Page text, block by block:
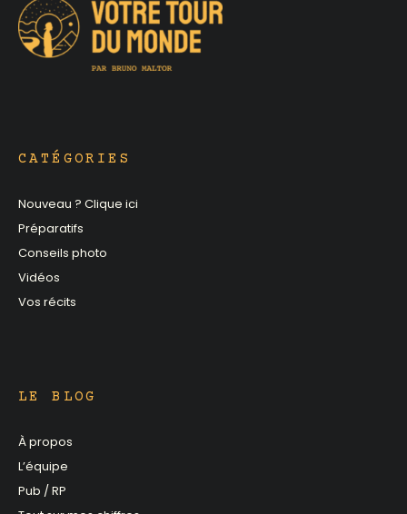
CATÉGORIES
Nouveau ? Clique ici
Préparatifs
Conseils photo
Vidéos
Vos récits
LE BLOG
À propos
L’équipe
Pub / RP